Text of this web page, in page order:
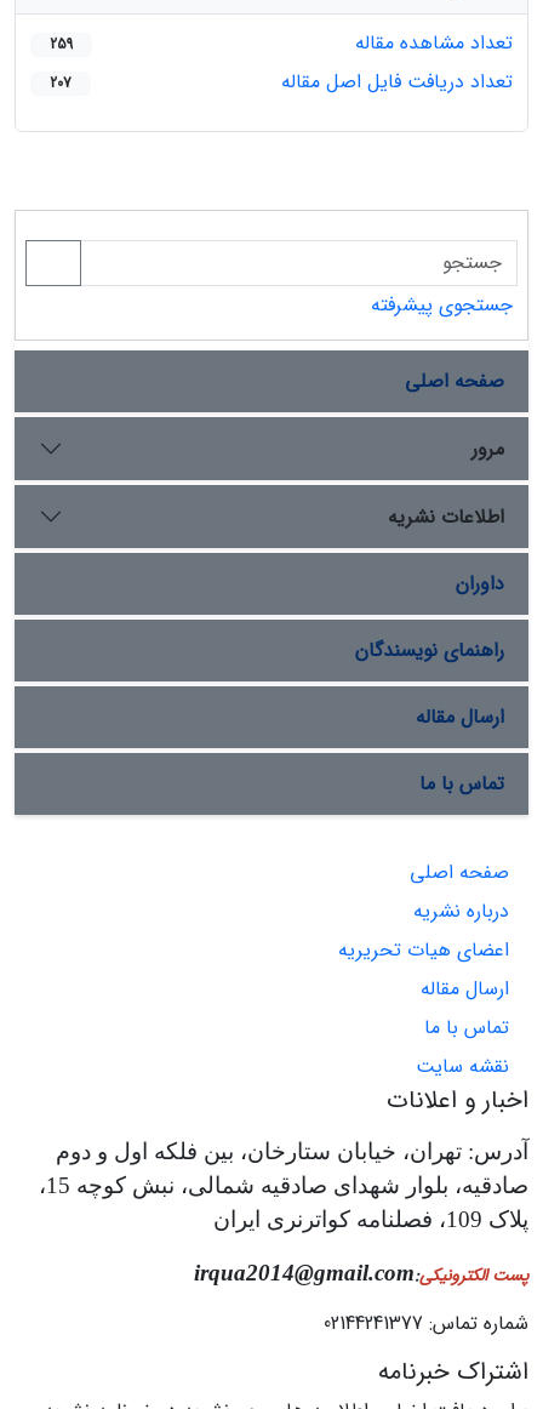
تعداد مشاهده مقاله
259
تعداد دریافت فایل اصل مقاله 207
جستجوی پیشرفته
صفحه اصلی
مرور
اطلاعات نشریه
داوران
راهنمای نویسندگان
ارسال مقاله
تماس با ما
صفحه اصلی
درباره نشریه
اعضای هیات تحریریه
ارسال مقاله
تماس با ما
نقشه سایت
اخبار و اعلانات
آدرس: تهران، خیابان ستارخان، بین فلکه اول و دوم
صادقیه، بلوار شهدای صادقیه شمالی، نبش کوچه 15،
پلاک 109، فصلنامه کواترنری ایران
پست الکترونیکی:
irqua2014@gmail.com
شماره تماس: 02144241377
اشتراک خبرنامه